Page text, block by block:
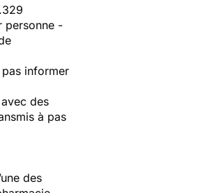
personne -
informer
des
à pas
des